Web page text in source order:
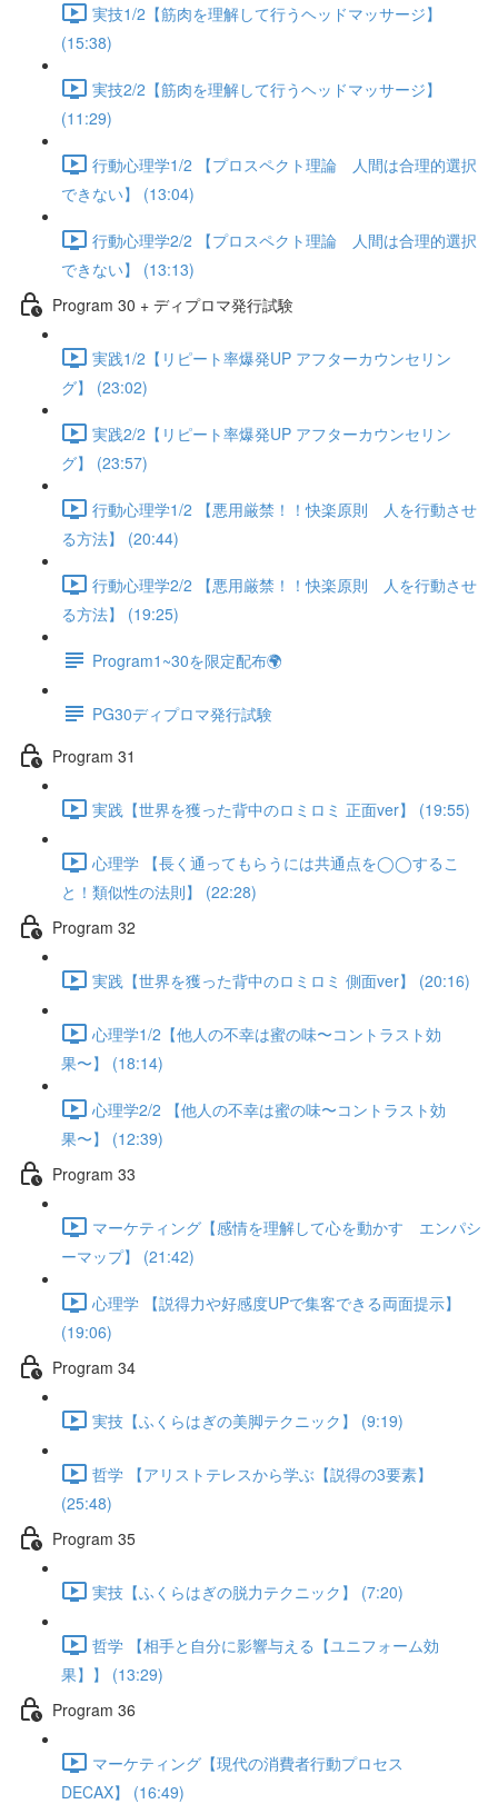
実技1/2【筋肉を理解して行うヘッドマッサージ】
(15:38)
実技2/2【筋肉を理解して行うヘッドマッサージ】
(11:29)
行動心理学1/2 【プロスペクト理論 人間は合理的選択
できない】 (13:04)
行動心理学2/2 【プロスペクト理論 人間は合理的選択
できない】 (13:13)
Program 30 + ディプロマ発行試験
実践1/2【リピート率爆発UP アフターカウンセリン
グ】 (23:02)
実践2/2【リピート率爆発UP アフターカウンセリン
グ】 (23:57)
行動心理学1/2 【悪用厳禁！！快楽原則 人を行動させ
る方法】 (20:44)
行動心理学2/2 【悪用厳禁！！快楽原則 人を行動させ
る方法】 (19:25)
Program1~30を限定配布🌍
PG30ディプロマ発行試験
Program 31
実践【世界を獲った背中のロミロミ 正面ver】 (19:55)
心理学 【長く通ってもらうには共通点を◯◯するこ
と！類似性の法則】 (22:28)
Program 32
実践【世界を獲った背中のロミロミ 側面ver】 (20:16)
心理学1/2【他人の不幸は蜜の味〜コントラスト効
果〜】 (18:14)
心理学2/2 【他人の不幸は蜜の味〜コントラスト効
果〜】 (12:39)
Program 33
マーケティング【感情を理解して心を動かす エンパシ
ーマップ】 (21:42)
心理学 【説得力や好感度UPで集客できる両面提示】
(19:06)
Program 34
実技【ふくらはぎの美脚テクニック】 (9:19)
哲学 【アリストテレスから学ぶ【説得の3要素】
(25:48)
Program 35
実技【ふくらはぎの脱力テクニック】 (7:20)
哲学 【相手と自分に影響与える【ユニフォーム効
果】】 (13:29)
Program 36
マーケティング【現代の消費者行動プロセス
DECAX】 (16:49)